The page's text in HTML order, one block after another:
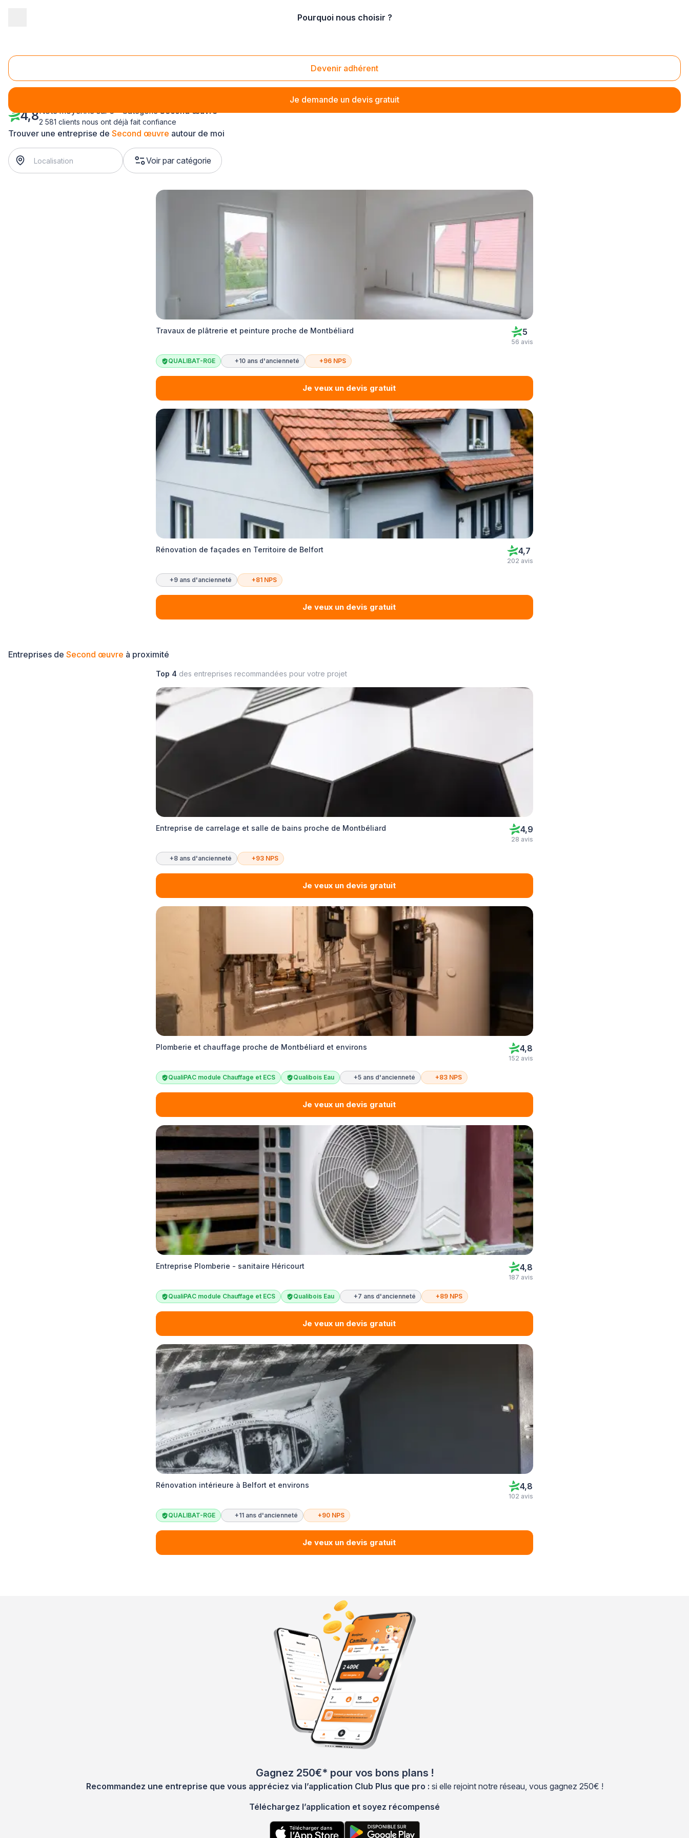
Pourquoi nous choisir ?
Devenir adhérent
Je demande un devis gratuit
Second œuvre Trévenans (90400)
Trouver une entreprise de Second œuvre autour de moi
Voir par catégorie
4,8Note moyenne sur 5 - CatégorieSecond œuvre
2 581 clients nous ont déjà fait confiance
Travaux de plâtrerie et peinture proche de Montbéliard 5
56 avis
QUALIBAT-RGE +10 ans d'ancienneté +96 NPS
Je veux un devis gratuit
Rénovation de façades en Territoire de Belfort 4,7
202 avis
+9 ans d'ancienneté +81 NPS
Je veux un devis gratuit
Entreprises de Second œuvre à proximité
Top 4 des entreprises recommandées pour votre projet
Entreprise de carrelage et salle de bains proche de Montbéliard 4,9
28 avis
+8 ans d'ancienneté +93 NPS
Je veux un devis gratuit
Plomberie et chauffage proche de Montbéliard et environs 4,8
152 avis
QualiPAC module Chauffage et ECS Qualibois Eau +5 ans d'ancienneté +83 NPS
Je veux un devis gratuit
Entreprise Plomberie - sanitaire Héricourt 4,8
187 avis
QualiPAC module Chauffage et ECS Qualibois Eau +7 ans d'ancienneté +89 NPS
Je veux un devis gratuit
Rénovation intérieure à Belfort et environs 4,8
102 avis
QUALIBAT-RGE +11 ans d'ancienneté +90 NPS
Je veux un devis gratuit
Gagnez 250€* pour vos bons plans !
Recommandez une entreprise que vous appréciez via l’application Club Plus que pro : si elle rejoint notre réseau, vous gagnez 250€ !
Téléchargez l’application et soyez récompensé